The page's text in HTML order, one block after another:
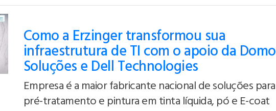
Como a Erzinger transformou sua
infraestrutura de TI com o apoio da Domo
Soluções e Dell Technologies
Empresa é a maior fabricante nacional de soluções para
pré-tratamento e pintura em tinta líquida, pó e E-coat